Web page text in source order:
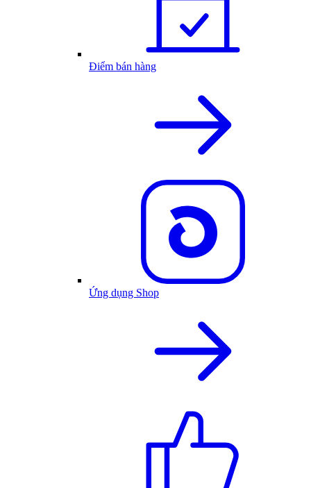
Điểm bán hàng
Ứng dụng Shop